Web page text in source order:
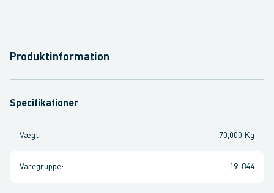
Produktinformation
Specifikationer
Vægt: 70,000 Kg
Varegruppe: 19-844